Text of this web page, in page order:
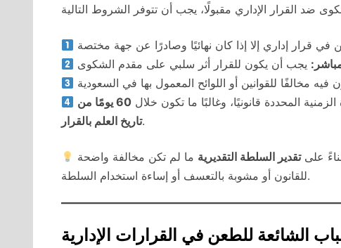
المحددة قانونيًا، وغالبًا ما تكون خلال
60 يومًا من
تاريخ العلم بالقرار.
علىتقدير السلطة التقديرية ما لم تكن مخالفة واضحة
للقانون أو مشوبة بالتعسف أو إساءة استخدام السلطة.
الشائعة للطعن في القرارات الإدارية